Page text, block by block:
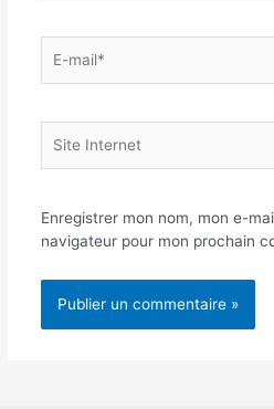
mail*
Internet
Enregistrer mon nom, mon e-
navigateur pour mon prochain